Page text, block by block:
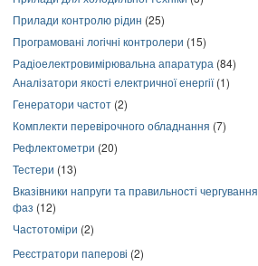
Прилади контролю рідин (25)
Програмовані логічні контролери (15)
Радіоелектровимірювальна апаратура (84)
Аналізатори якості електричної енергії(1)
Генератори частот (2)
Комплекти перевірочного обладнання (7)
Рефлектометри (20)
Тестери (13)
Вказівники напруги та правильності чергування
фаз (12)
Частотоміри (2)
Реєстратори паперові (2)